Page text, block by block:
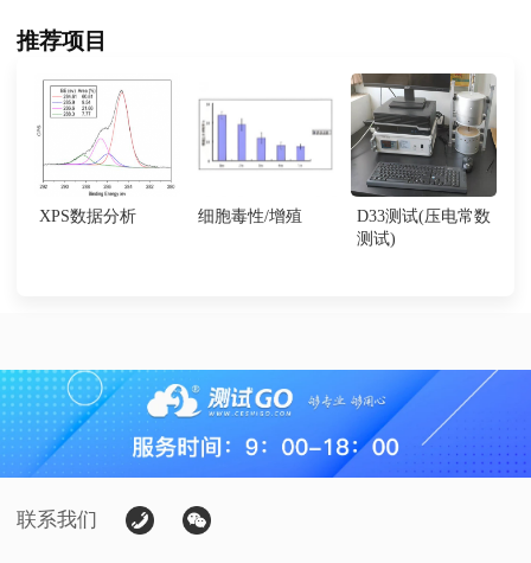
推荐项目
XPS数据分析 细胞毒性/增殖
D33测试(压电常数
测试)
联系我们